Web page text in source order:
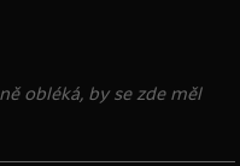
obléká, by se zde měl